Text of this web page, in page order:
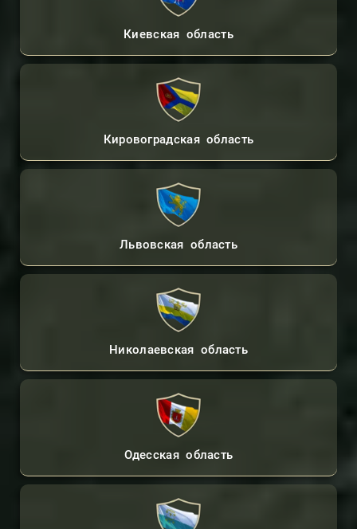
Киевская область
Кировоградская область
Львовская область
Николаевская область
Одесская область